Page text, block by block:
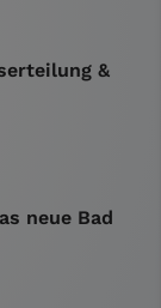
&
neue Bad